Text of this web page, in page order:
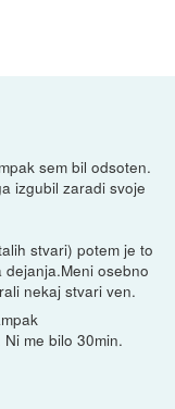
sem bil odsoten.
izgubil zaradi svoje
stvari) potem je to
osebno
nekaj stvari ven.
me bilo 30min.